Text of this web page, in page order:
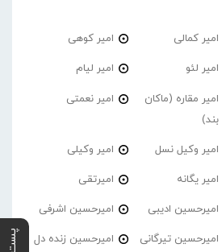
امیر کمالی امیر کوهی
امیر لئو امیر لیام
امیر مقاره (ماکان
بند)
امیر نعمتی
امیر وکیل نسل امیر وکیلی
امیر یگانه امیرتقی
امیرحسین ادیبی امیرحسین اشرفی
امیرحسین تیرگانی امیرحسین زنده دل